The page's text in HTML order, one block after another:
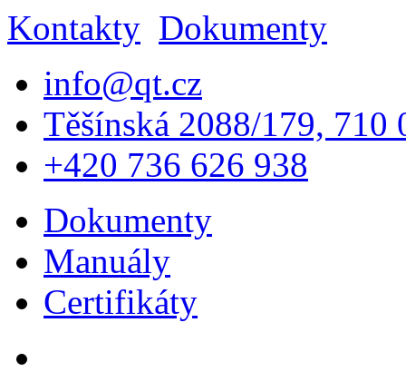
Kontakty Dokumenty
info@qt.cz
Těšínská 2088/179, 710
+420 736 626 938
Dokumenty
Manuály
Certifikáty